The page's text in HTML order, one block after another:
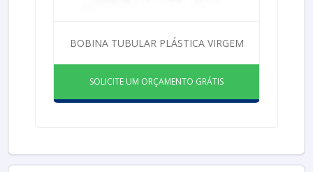
BOBINA TUBULAR PLÁSTICA VIRGEM
SOLICITE UM ORÇAMENTO GRÁTIS